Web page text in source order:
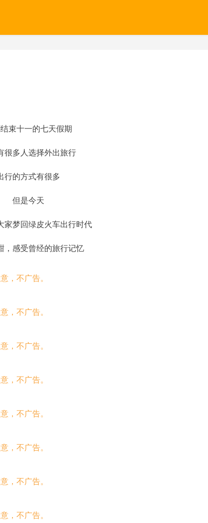
束十一的七天假期
很多人选择外出旅行
行的方式有很多
但是今天
家梦回绿皮火车出行时代
，感受曾经的旅行记忆